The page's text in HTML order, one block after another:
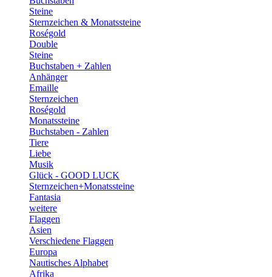
Steine
Sternzeichen & Monatssteine
Roségold
Double
Steine
Buchstaben + Zahlen
Anhänger
Emaille
Sternzeichen
Roségold
Monatssteine
Buchstaben - Zahlen
Tiere
Liebe
Musik
Glück - GOOD LUCK
Sternzeichen+Monatssteine
Fantasia
weitere
Flaggen
Asien
Verschiedene Flaggen
Europa
Nautisches Alphabet
Afrika